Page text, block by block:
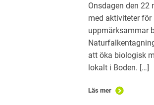
Onsdagen den
med aktiviteter
uppmärksammar
att öka biologisk
lokalt i Boden. […]
Läs mer